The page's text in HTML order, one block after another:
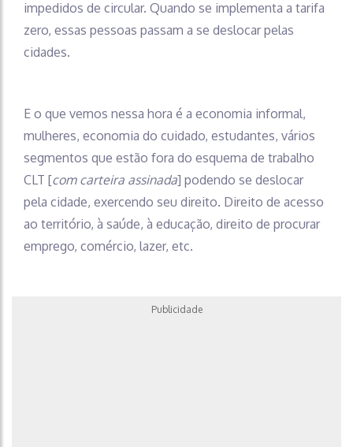
impedidos de circular. Quando se implementa a tarifa
zero, essas pessoas passam a se deslocar pelas
cidades.
E o que vemos nessa hora é a economia informal,
mulheres, economia do cuidado, estudantes, vários
segmentos que estão fora do esquema de trabalho
CLT [com carteira assinada] podendo se deslocar
pela cidade, exercendo seu direito. Direito de acesso
ao território, à saúde, à educação, direito de procurar
emprego, comércio, lazer, etc.
Publicidade